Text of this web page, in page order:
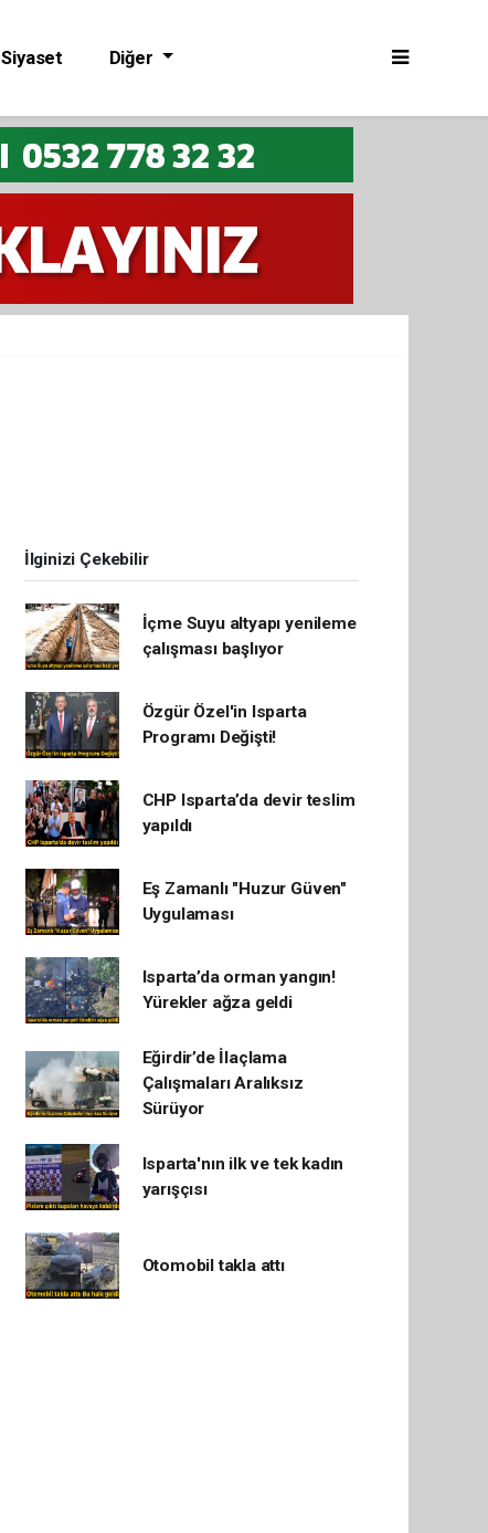
Siyaset
Diğer
İlginizi Çekebilir
İçme Suyu altyapı yenileme
çalışması başlıyor
Özgür Özel'in Isparta
Programı Değişti!
CHP Isparta’da devir teslim
yapıldı
Eş Zamanlı "Huzur Güven"
Uygulaması
Isparta’da orman yangın!
Yürekler ağza geldi
Eğirdir’de İlaçlama
Çalışmaları Aralıksız
Sürüyor
Isparta'nın ilk ve tek kadın
yarışçısı
Otomobil takla attı